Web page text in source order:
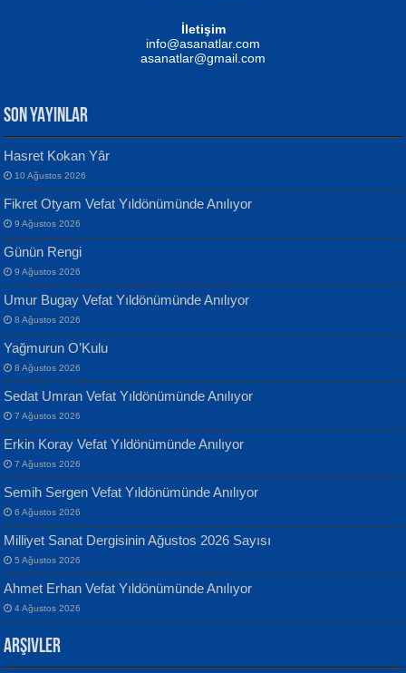
MUSTAFA KELOĞLU
Yarına İz Bırakmak...
ATİLLA ÖZEN
Sultan Olmadan Önce Eyüp...
EKREM KARABABA
Yaralı Şiir...
Yılmaz Ekinci
Geceye Söylenen...
Banu Sancak
Defterimden İçeri...
İsmail Aydos
İnkisar...
İletişim
info@asanatlar.com
asanatlar@gmail.com
SON YAYINLAR
Hasret Kokan Yâr
10 Ağustos 2026
Fikret Otyam Vefat Yıldönümünde Anılıyor
9 Ağustos 2026
Günün Rengi
9 Ağustos 2026
Umur Bugay Vefat Yıldönümünde Anılıyor
8 Ağustos 2026
Yağmurun O’Kulu
8 Ağustos 2026
Sedat Umran Vefat Yıldönümünde Anılıyor
7 Ağustos 2026
Erkin Koray Vefat Yıldönümünde Anılıyor
7 Ağustos 2026
Semih Sergen Vefat Yıldönümünde Anılıyor
6 Ağustos 2026
Milliyet Sanat Dergisinin Ağustos 2026 Sayısı
5 Ağustos 2026
Ahmet Erhan Vefat Yıldönümünde Anılıyor
4 Ağustos 2026
Arşivler